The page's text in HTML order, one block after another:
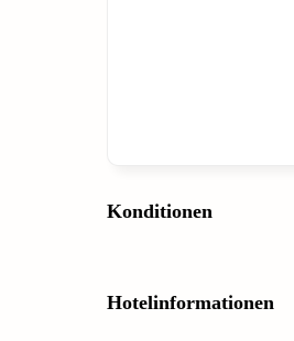
Konditionen
Hotelinformationen